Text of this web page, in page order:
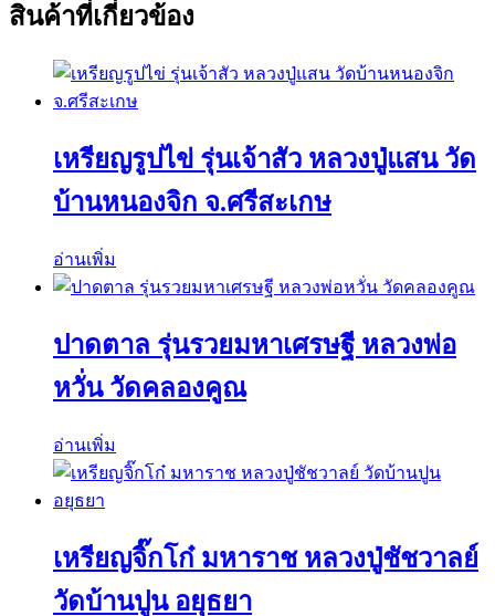
สินค้าที่เกี่ยวข้อง
เหรียญรูปไข่ รุ่นเจ้าสัว หลวงปู่แสน วัด
บ้านหนองจิก จ.ศรีสะเกษ
อ่านเพิ่ม
ปาดตาล รุ่นรวยมหาเศรษฐี หลวงพ่อ
หวั่น วัดคลองคูณ
อ่านเพิ่ม
เหรียญจิ๊กโก๋ มหาราช หลวงปู่ชัชวาลย์
วัดบ้านปูน อยุธยา